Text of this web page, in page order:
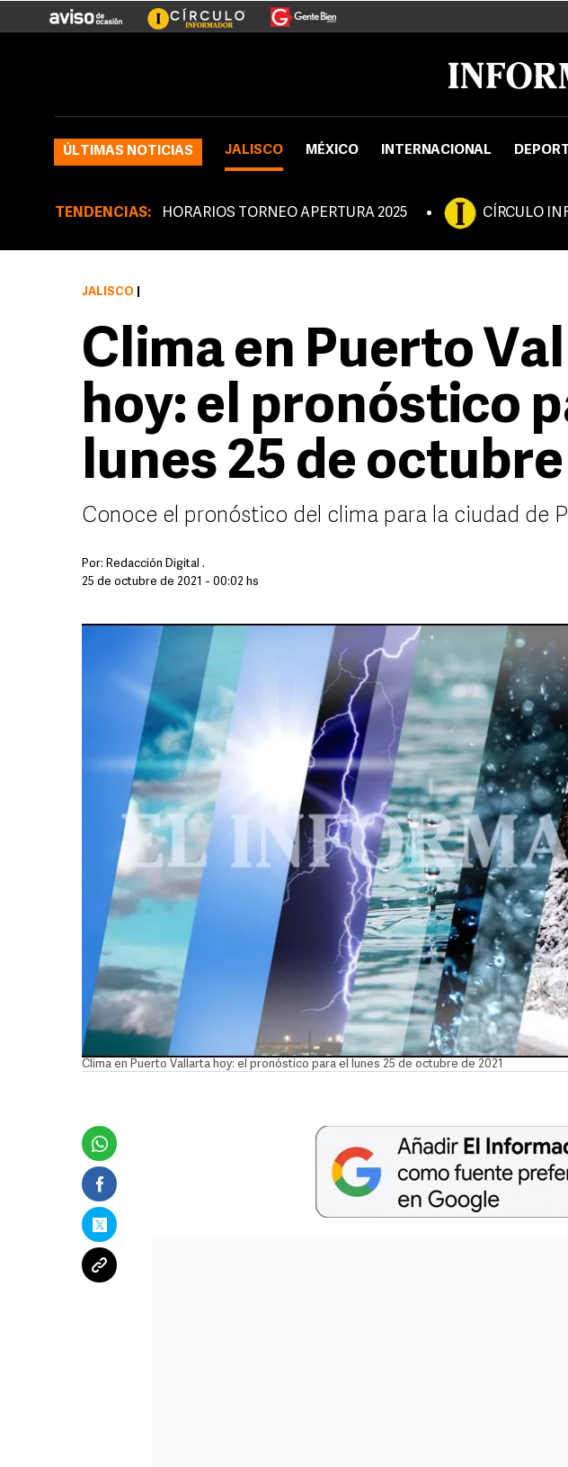
ÚLTIMAS NOTICIAS JALISCO MÉXICO INTERNACIONAL
TENDENCIAS: HORARIOS TORNEO APERTURA 2025 CÍRCULO
JALISCO
Clima en Puerto
hoy: el pronóstico
lunes 25 de octubre
Conoce el pronóstico del clima para la ciudad de
Por: Redacción Digital .
25 de octubre de 2021 - 00:02 hs
Clima en Puerto Vallarta hoy: el pronóstico para el lunes 25 de octubre de 2021